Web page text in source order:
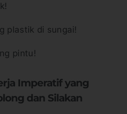
plastik di sungai!
pintu!
Imperatif yang
dan Silakan